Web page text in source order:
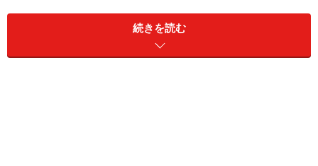
ダイソー 保湿用かかとソックス 110円（税込）
乾燥する冬にガサガサになりがちなかかと。そんなかか
続きを読む